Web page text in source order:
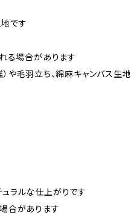
です
る場合があります
や毛羽立ち、綿麻キャンバス生地
ラルな仕上がりです
合があります